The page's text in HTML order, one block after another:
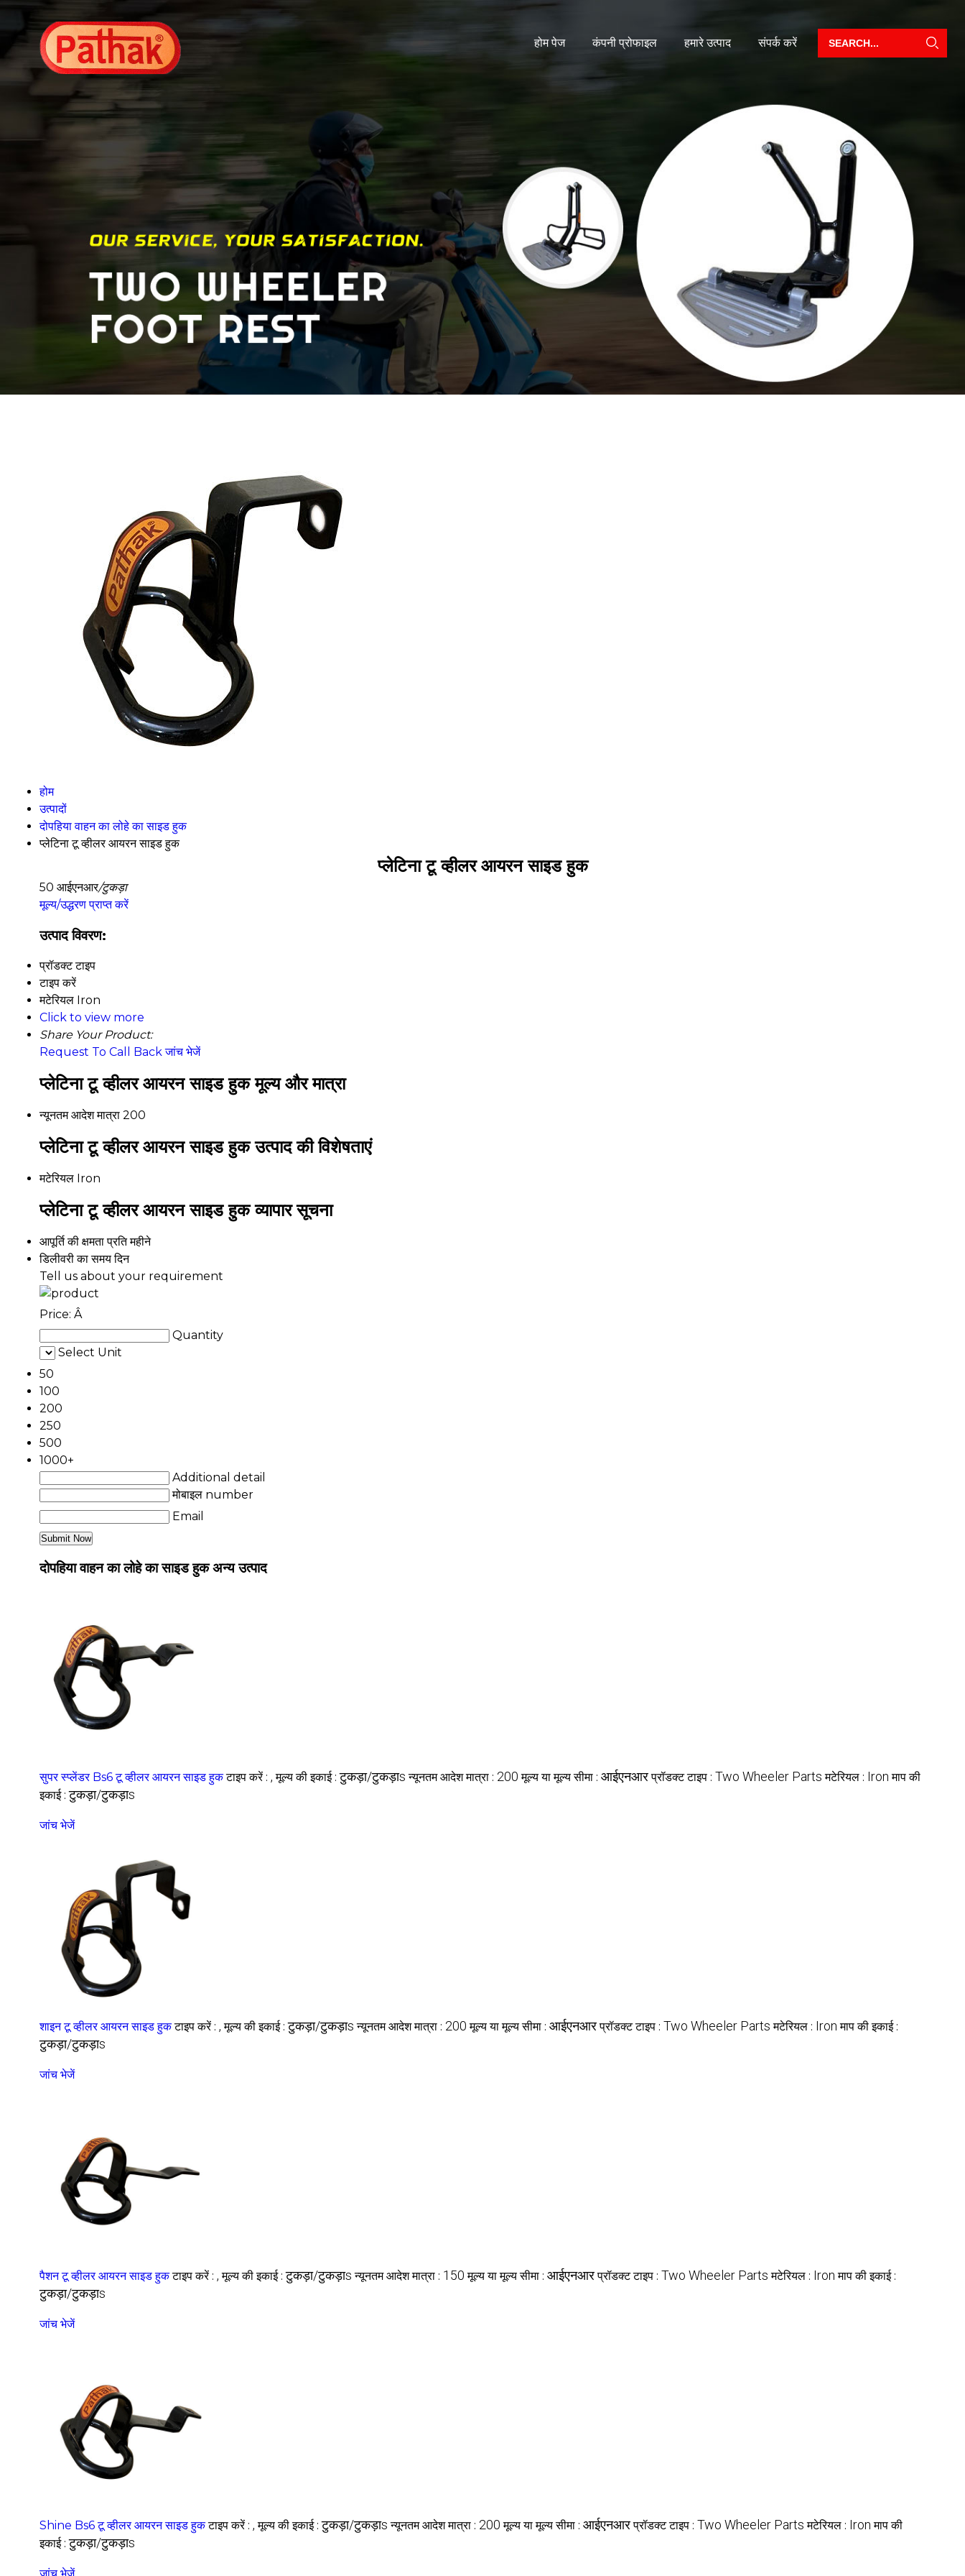
होम पेज कंपनी प्रोफाइल हमारे उत्पाद संपर्क करें
होम
उत्पादों
दोपहिया वाहन का लोहे का साइड हुक
प्लेटिना टू व्हीलर आयरन साइड हुक
प्लेटिना टू व्हीलर आयरन साइड हुक
50 आईएनआर/टुकड़ा
मूल्य/उद्धरण प्राप्त करें
उत्पाद विवरण:
प्रॉडक्ट टाइप
टाइप करें
मटेरियल Iron
Click to view more
Share Your Product:
Request To Call Back जांच भेजें
प्लेटिना टू व्हीलर आयरन साइड हुक मूल्य और मात्रा
न्यूनतम आदेश मात्रा 200
प्लेटिना टू व्हीलर आयरन साइड हुक उत्पाद की विशेषताएं
मटेरियल Iron
प्लेटिना टू व्हीलर आयरन साइड हुक व्यापार सूचना
आपूर्ति की क्षमता प्रति महीने
डिलीवरी का समय दिन
Tell us about your requirement
Price: Â
Quantity
Select Unit
50
100
200
250
500
1000+
Additional detail
मोबाइल number
Email
दोपहिया वाहन का लोहे का साइड हुक अन्य उत्पाद
सुपर स्प्लेंडर Bs6 टू व्हीलर आयरन साइड हुक टाइप करें : , मूल्य की इकाई :टुकड़ा/टुकड़ाs न्यूनतम आदेश मात्रा : 200 मूल्य या मूल्य सीमा : आईएनआर प्रॉडक्ट टाइप : Two Wheeler Parts मटेरियल : Iron माप की
इकाई :टुकड़ा/टुकड़ाs
जांच भेजें
शाइन टू व्हीलर आयरन साइड हुक टाइप करें : , मूल्य की इकाई :टुकड़ा/टुकड़ाs न्यूनतम आदेश मात्रा : 200 मूल्य या मूल्य सीमा : आईएनआर प्रॉडक्ट टाइप : Two Wheeler Parts मटेरियल : Iron माप की इकाई :
टुकड़ा/टुकड़ाs
जांच भेजें
पैशन टू व्हीलर आयरन साइड हुक टाइप करें : , मूल्य की इकाई :टुकड़ा/टुकड़ाs न्यूनतम आदेश मात्रा : 150 मूल्य या मूल्य सीमा : आईएनआर प्रॉडक्ट टाइप : Two Wheeler Parts मटेरियल : Iron माप की इकाई :
टुकड़ा/टुकड़ाs
जांच भेजें
Shine Bs6 टू व्हीलर आयरन साइड हुक टाइप करें : , मूल्य की इकाई :टुकड़ा/टुकड़ाs न्यूनतम आदेश मात्रा : 200 मूल्य या मूल्य सीमा : आईएनआर प्रॉडक्ट टाइप : Two Wheeler Parts मटेरियल : Iron माप की
इकाई :टुकड़ा/टुकड़ाs